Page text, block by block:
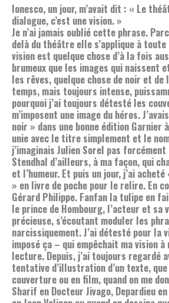
Ionesco, un jour, m’avait dit : « Le
dialogue, c’est une vision. »
Je n’ai jamais oublié cette phrase.
delà du théâtre elle s’applique à
vision est quelque chose d’à la fois
brumeux que les images qui naissent
les rêves, quelque chose de noir et de
temps, mais toujours intense,
pourquoi j’ai toujours détesté les
m’imposent une image du héros.
noir » dans une bonne édition Garnier
unie avec le titre simplement et le
j’imaginais Julien Sorel pas
Stendhal d’ailleurs, à ma façon, qui
et l’humeur. Et puis un jour, j’ai
» en livre de poche pour le relire. En
Gérard Philippe. Fanfan la tulipe en
le prince de Hombourg, l’acteur et sa
précieuse, s’écoutant moduler les
narcissiquement. J’ai détesté pour la
imposé ça – qui empêchait ma vision
lecture. Depuis, j’ai toujours regardé
tentative d’illustration d’un texte,
couverture ou en film, quand on me
Sharif en Docteur Jivago, Depardieu en